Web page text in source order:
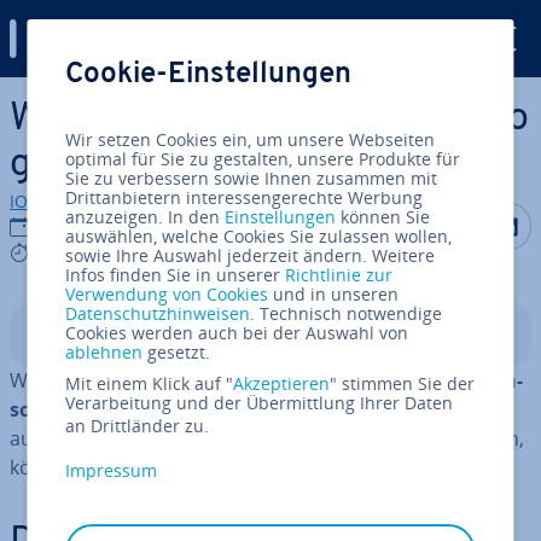
Zum Haupt­in­halt springen
WhatsApp-Konto löschen – so
geht’s!
IONOS Redaktion
13.08.2024
5 mins
Auf Auf
In­halts­ver­zeich­nis
WhatsApp steht aufgrund vonun­zu­rei­chen­dem Da­ten­
schutzin der Kritik. Wenn Sie sich ent­schie­den haben,
auf eine sicherere Al­ter­na­ti­ve zu WhatsApp
um­zu­sat­teln,
können Sie Ihr WhatsApp-Konto einfach löschen.
Cookie-Einstellungen
Wir setzen Cookies ein, um unsere Webseiten
optimal für Sie zu gestalten, unsere Produkte für
Sie zu verbessern sowie Ihnen zusammen mit
Drittanbietern interessengerechte Werbung
anzuzeigen. In den Einstellungen können Sie
auswählen, welche Cookies Sie zulassen wollen,
sowie Ihre Auswahl jederzeit ändern. Weitere
Infos finden Sie in unserer Richtlinie zur
Verwendung von Cookies und in unseren
Datenschutzhinweisen. Technisch notwendige
Cookies werden auch bei der Auswahl von
ablehnen gesetzt.
Mit einem Klick auf "Akzeptieren" stimmen Sie der
Verarbeitung und der Übermittlung Ihrer Daten
an Drittländer zu.
Impressum